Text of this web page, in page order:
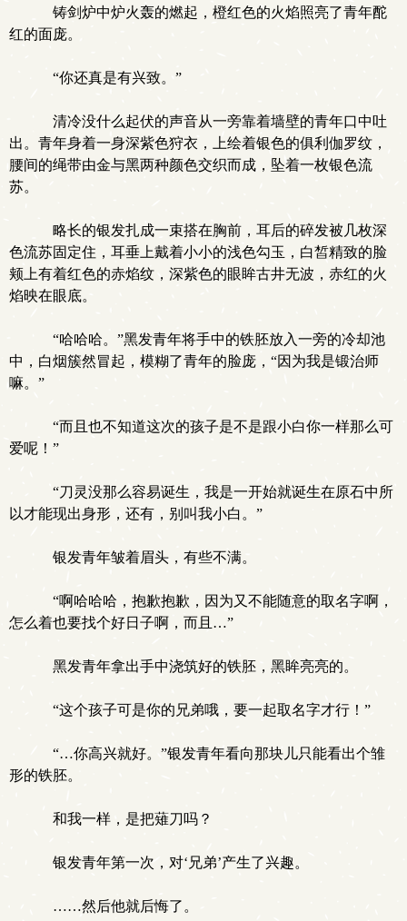
铸剑炉中炉火轰的燃起，橙红色的火焰照亮了青年酡
红的面庞。
“你还真是有兴致。”
清冷没什么起伏的声音从一旁靠着墙壁的青年口中吐
出。青年身着一身深紫色狩衣，上绘着银色的俱利伽罗纹，
腰间的绳带由金与黑两种颜色交织而成，坠着一枚银色流
苏。
略长的银发扎成一束搭在胸前，耳后的碎发被几枚深
色流苏固定住，耳垂上戴着小小的浅色勾玉，白皙精致的脸
颊上有着红色的赤焰纹，深紫色的眼眸古井无波，赤红的火
焰映在眼底。
“哈哈哈。”黑发青年将手中的铁胚放入一旁的冷却池
中，白烟簇然冒起，模糊了青年的脸庞，“因为我是锻治师
嘛。”
“而且也不知道这次的孩子是不是跟小白你一样那么可
爱呢！”
“刀灵没那么容易诞生，我是一开始就诞生在原石中所
以才能现出身形，还有，别叫我小白。”
银发青年皱着眉头，有些不满。
“啊哈哈哈，抱歉抱歉，因为又不能随意的取名字啊，
怎么着也要找个好日子啊，而且…”
黑发青年拿出手中浇筑好的铁胚，黑眸亮亮的。
“这个孩子可是你的兄弟哦，要一起取名字才行！”
“…你高兴就好。”银发青年看向那块儿只能看出个雏
形的铁胚。
和我一样，是把薙刀吗？
银发青年第一次，对‘兄弟’产生了兴趣。
……然后他就后悔了。